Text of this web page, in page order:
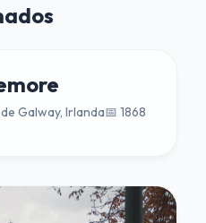
Galway, Irlanda📅 1868